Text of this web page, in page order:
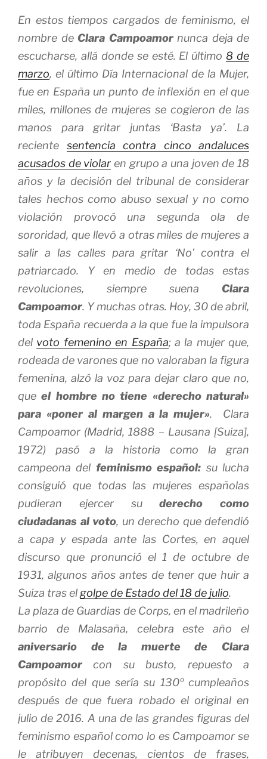
En estos tiempos cargados de feminismo, el
nombre deClara Campoamornunca deja de
escucharse, allá donde se esté. El último 8 de
marzo, el último Día Internacional de la Mujer,
fue en España un punto de inflexión en el que
miles, millones de mujeres se cogieron de las
manos para gritar juntas ‘Basta ya’. La
reciente sentencia contra cinco andaluces
acusados de violar en grupo a una joven de 18
años y la decisión del tribunal de considerar
tales hechos como abuso sexual y no como
violación provocó una segunda ola de
sororidad, que llevó a otras miles de mujeres a
salir a las calles para gritar ‘No’ contra el
patriarcado. Y en medio de todas estas
revoluciones, siempre suena Clara
Campoamor. Y muchas otras. Hoy, 30 de abril,
toda España recuerda a la que fue la impulsora
del voto femenino en España; a la mujer que,
rodeada de varones que no valoraban la figura
femenina, alzó la voz para dejar claro que no,
queel hombre no tiene «derecho natural»
para «poner al margen a la mujer». Clara
Campoamor (Madrid, 1888 – Lausana [Suiza],
1972) pasó a la historia como la gran
campeona del feminismo español: su lucha
consiguió que todas las mujeres españolas
pudieran ejercer suderecho como
ciudadanas al voto, un derecho que defendió
a capa y espada ante las Cortes, en aquel
discurso que pronunció el 1 de octubre de
1931, algunos años antes de tener que huir a
Suiza tras elgolpe de Estado del 18 de julio.
La plaza de Guardias de Corps, en el madrileño
barrio de Malasaña, celebra este año el
aniversario de la muerte de Clara
Campoamorcon su busto, repuesto a
propósito del que sería su 130º cumpleaños
después de que fuera robado el original en
julio de 2016. A una de las grandes figuras del
feminismo español como lo es Campoamor se
le atribuyen decenas, cientos de frases,